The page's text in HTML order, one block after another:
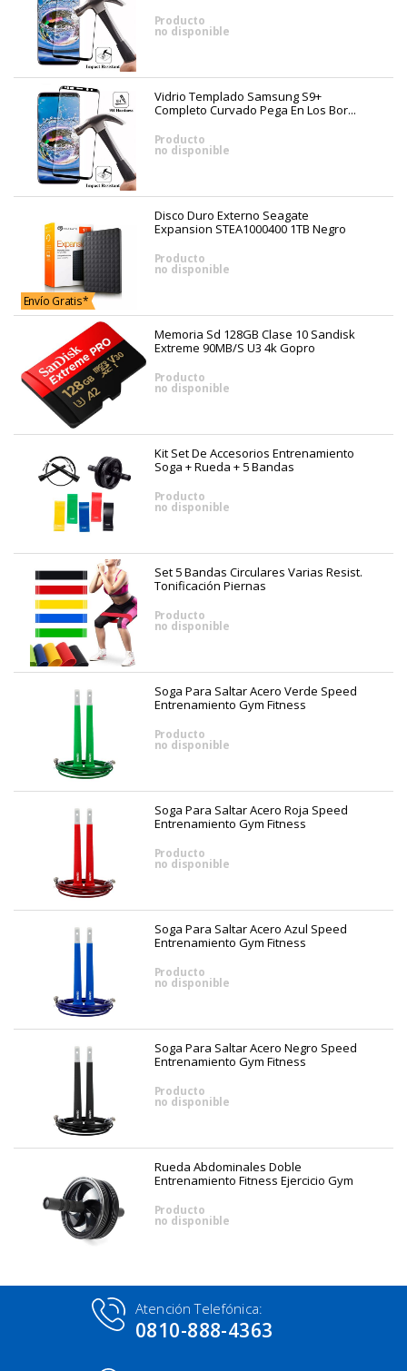
Producto
no disponible
Vidrio Templado Samsung S9+
Completo Curvado Pega En Los Bor...
Producto
no disponible
Envío Gratis*
Disco Duro Externo Seagate
Expansion STEA1000400 1TB Negro
Producto
no disponible
Memoria Sd 128GB Clase 10 Sandisk
Extreme 90MB/S U3 4k Gopro
Producto
no disponible
Kit Set De Accesorios Entrenamiento
Soga + Rueda + 5 Bandas
Producto
no disponible
Set 5 Bandas Circulares Varias Resist.
Tonificación Piernas
Producto
no disponible
Soga Para Saltar Acero Verde Speed
Entrenamiento Gym Fitness
Producto
no disponible
Soga Para Saltar Acero Roja Speed
Entrenamiento Gym Fitness
Producto
no disponible
Soga Para Saltar Acero Azul Speed
Entrenamiento Gym Fitness
Producto
no disponible
Soga Para Saltar Acero Negro Speed
Entrenamiento Gym Fitness
Producto
no disponible
Rueda Abdominales Doble
Entrenamiento Fitness Ejercicio Gym
Producto
no disponible
Atención Telefónica:
0810-888-4363